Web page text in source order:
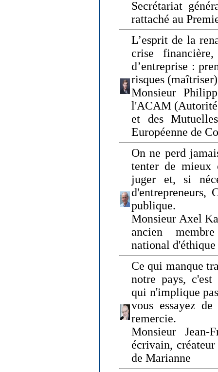
Secrétariat
rattaché au
L’esprit de la
crise
d’entreprise :
risques
Monsieur
l'ACAM (Autorité
et des
Européenne de
On ne perd
tenter de mieux
juger et, si
d'entrepreneurs,
publique.
Monsieur Axel
ancien
national d'éthique
Ce qui manque
notre pays,
qui n'implique
vous essayez
remercie.
Monsieur Jean-
écrivain,
de Marianne